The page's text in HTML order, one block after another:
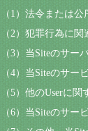
（1）法令または
（2）犯罪行為に
（3）当Siteのサ
（4）当Siteのサー
（5）他のUserに
（6）当Siteのサ